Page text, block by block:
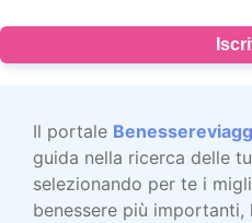
Il portale
guida nella ricerca delle
selezionando per te i
benessere più